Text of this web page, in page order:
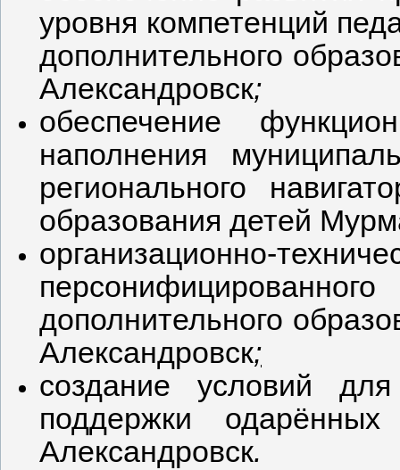
уровня компетенций
дополнительного
Александровск;
обеспечение
наполнения
регионального
образования детей
организационно-
дополнительного
Александровск;
создание условий
поддержки
Александровск.